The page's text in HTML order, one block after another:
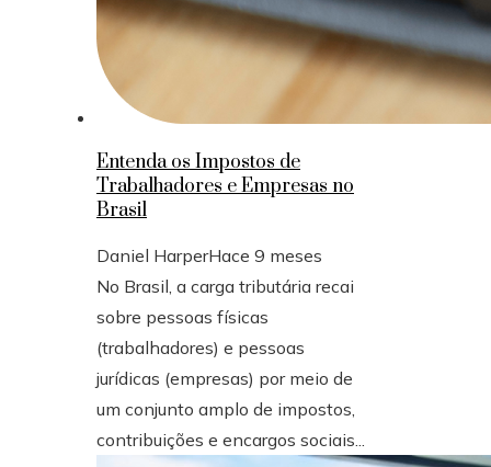
Entenda os Impostos de
Trabalhadores e Empresas no
Brasil
Daniel HarperHace 9 meses
No Brasil, a carga tributária recai
sobre pessoas físicas
(trabalhadores) e pessoas
jurídicas (empresas) por meio de
um conjunto amplo de impostos,
contribuições e encargos sociais...